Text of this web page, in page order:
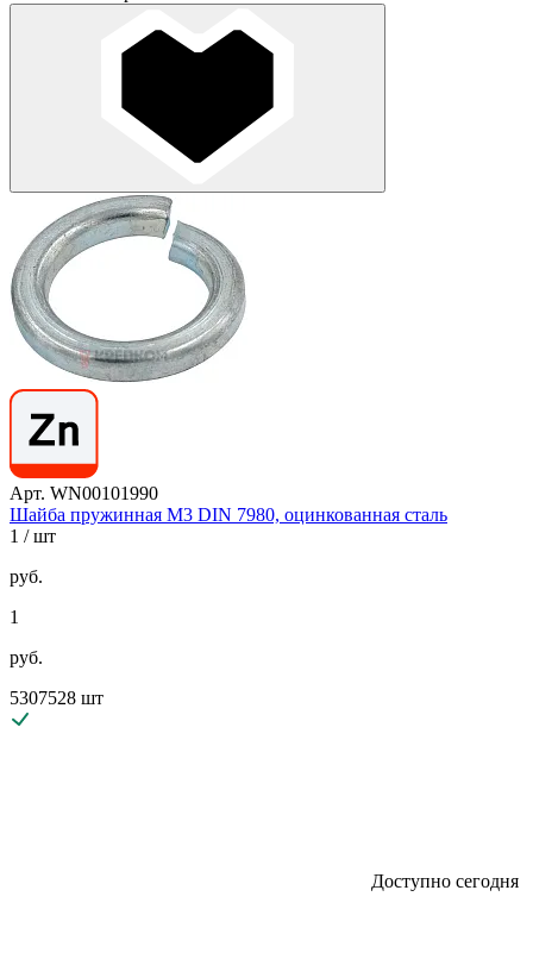
Арт. WN00101990
Шайба пружинная М3 DIN 7980, оцинкованная сталь
1 / шт
руб.
1
руб.
5307528 шт
Доступно сегодня